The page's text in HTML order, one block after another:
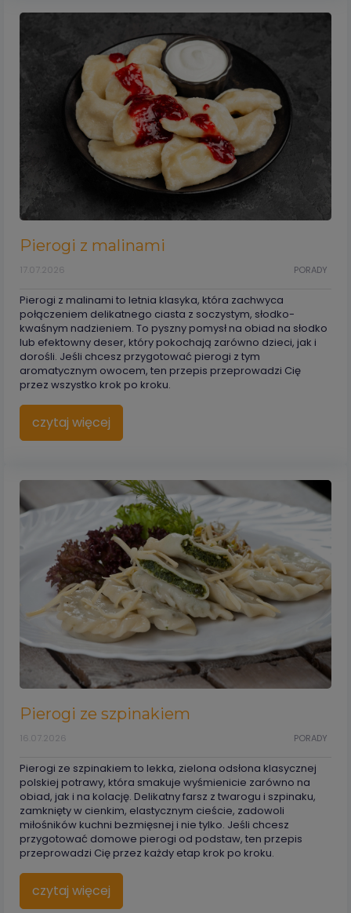
Pierogi z malinami
PORADY
17.07.2026
Pierogi z malinami to letnia klasyka, która zachwyca
połączeniem delikatnego ciasta z soczystym, słodko-
kwaśnym nadzieniem. To pyszny pomysł na obiad na słodko
lub efektowny deser, który pokochają zarówno dzieci, jak i
dorośli. Jeśli chcesz przygotować pierogi z tym
aromatycznym owocem, ten przepis przeprowadzi Cię
przez wszystko krok po kroku.
czytaj więcej
Pierogi ze szpinakiem
PORADY
16.07.2026
Pierogi ze szpinakiem to lekka, zielona odsłona klasycznej
polskiej potrawy, która smakuje wyśmienicie zarówno na
obiad, jak i na kolację. Delikatny farsz z twarogu i szpinaku,
zamknięty w cienkim, elastycznym cieście, zadowoli
miłośników kuchni bezmięsnej i nie tylko. Jeśli chcesz
przygotować domowe pierogi od podstaw, ten przepis
przeprowadzi Cię przez każdy etap krok po kroku.
czytaj więcej